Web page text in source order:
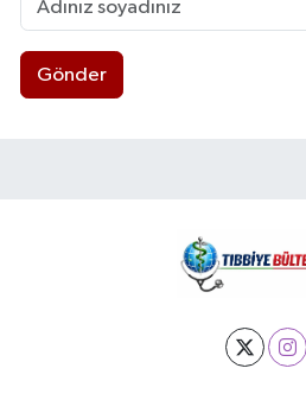
Gönder